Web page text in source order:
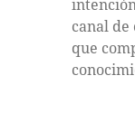
canal
que